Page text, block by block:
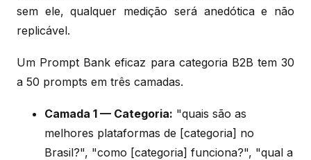
sem ele, qualquer medição será anedótica e não
replicável.
Um Prompt Bank eficaz para categoria B2B tem 30
a 50 prompts em três camadas.
Camada 1 — Categoria: "quais são as
melhores plataformas de [categoria] no
Brasil?", "como [categoria] funciona?", "qual a